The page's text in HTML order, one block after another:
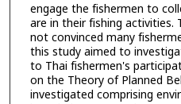
engage the fishermen to
are in their fishing activities.
not convinced many
this study aimed to
to Thai fishermen's
on the Theory of Planned
investigated comprising